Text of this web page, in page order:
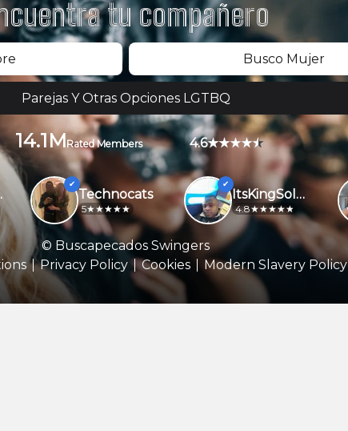
tu compañero
Busco Mujer
Parejas Y Otras Opciones LGTBQ
14.1MRated Members 4.6
ItsKingSolomon
4.8
Technocats
5
© Buscapecados Swingers
Privacy Policy Cookies Modern Slavery Policy